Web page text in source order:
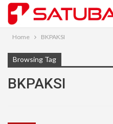
Home BKPAKSI
Browsing Tag
BKPAKSI